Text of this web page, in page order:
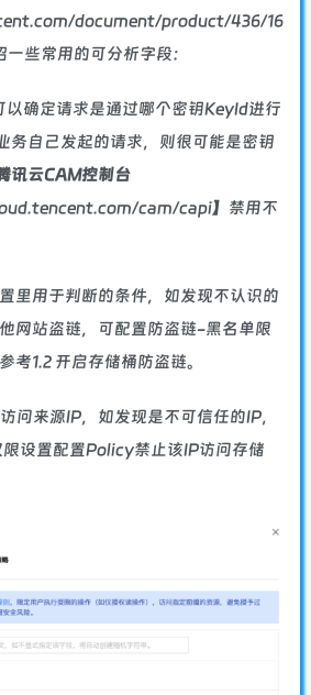
document/product/436/16
些常用的可分析字段：
确定请求是通过哪个密钥KeyId进行
务自己发起的请求，则很可能是密钥
讯云CAM控制台
cam/capi】禁用不
里用于判断的条件，如发现不认识的
网站盗链，可配置防盗链-黑名单限
1.2 开启存储桶防盗链。
问来源IP，如发现是不可信任的IP，
设置配置Policy禁止该IP访问存储